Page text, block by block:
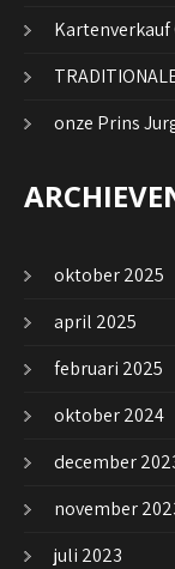
onze Prins
oktober 2025
april 2025
februari 2025
oktober 2024
december
november
juli 2023